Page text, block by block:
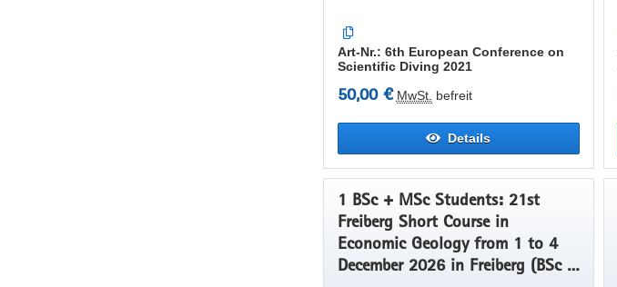
Art-Nr.: 6th European Conference on
Scientific Diving 2021
50,00 € MwSt. befreit
Details
1 BSc + MSc Students: 21st
Freiberg Short Course in
Economic Geology from 1 to 4
December 2026 in Freiberg (BSc +